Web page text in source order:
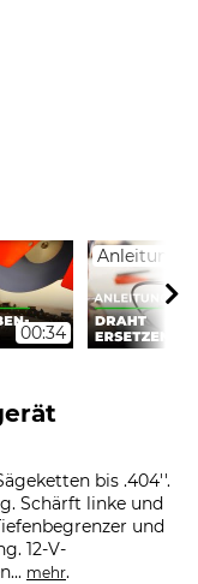
00:34
Anleitung
bis .404''.
Schärft linke und
und
12-V-
mehr.